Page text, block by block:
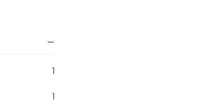
1
1